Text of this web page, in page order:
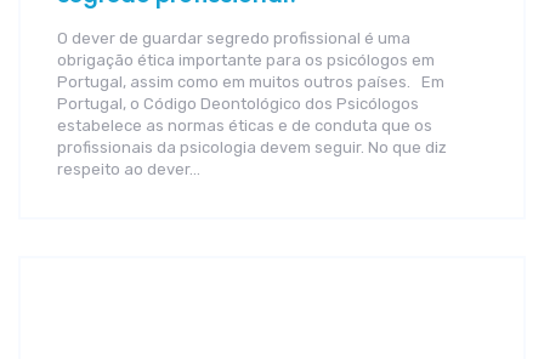
O dever de guardar segredo profissional é uma
obrigação ética importante para os psicólogos em
Portugal, assim como em muitos outros países. Em
Portugal, o Código Deontológico dos Psicólogos
estabelece as normas éticas e de conduta que os
profissionais da psicologia devem seguir. No que diz
respeito ao dever…